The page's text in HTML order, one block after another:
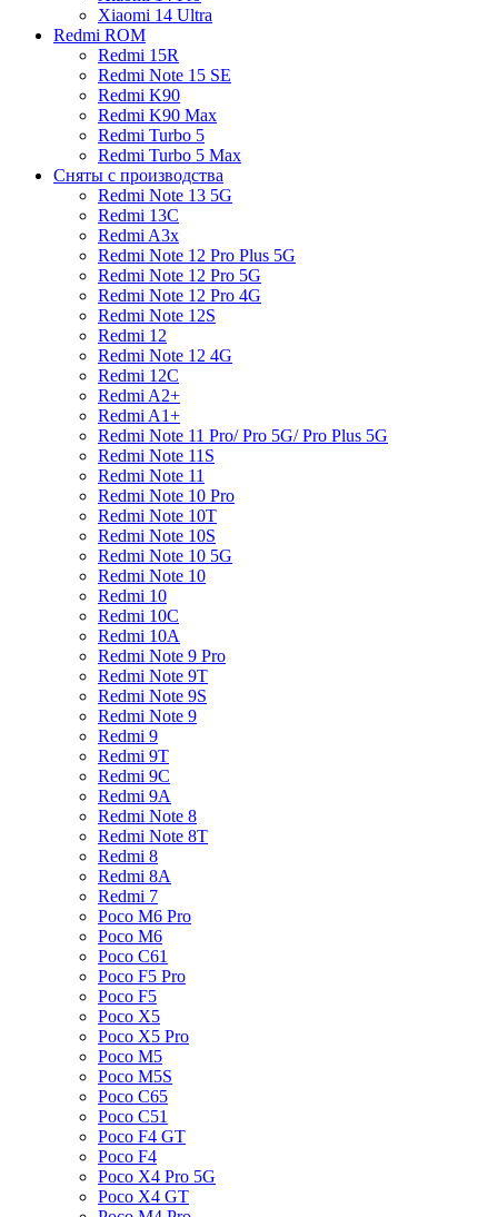
Xiaomi 14 Ultra
Redmi ROM
Redmi 15R
Redmi Note 15 SE
Redmi K90
Redmi K90 Max
Redmi Turbo 5
Redmi Turbo 5 Max
Сняты с производства
Redmi Note 13 5G
Redmi 13C
Redmi A3x
Redmi Note 12 Pro Plus 5G
Redmi Note 12 Pro 5G
Redmi Note 12 Pro 4G
Redmi Note 12S
Redmi 12
Redmi Note 12 4G
Redmi 12C
Redmi A2+
Redmi A1+
Redmi Note 11 Pro/ Pro 5G/ Pro Plus 5G
Redmi Note 11S
Redmi Note 11
Redmi Note 10 Pro
Redmi Note 10T
Redmi Note 10S
Redmi Note 10 5G
Redmi Note 10
Redmi 10
Redmi 10C
Redmi 10A
Redmi Note 9 Pro
Redmi Note 9T
Redmi Note 9S
Redmi Note 9
Redmi 9
Redmi 9T
Redmi 9C
Redmi 9A
Redmi Note 8
Redmi Note 8T
Redmi 8
Redmi 8A
Redmi 7
Poco M6 Pro
Poco M6
Poco C61
Poco F5 Pro
Poco F5
Poco X5
Poco X5 Pro
Poco M5
Poco M5S
Poco C65
Poco C51
Poco F4 GT
Poco F4
Poco X4 Pro 5G
Poco X4 GT